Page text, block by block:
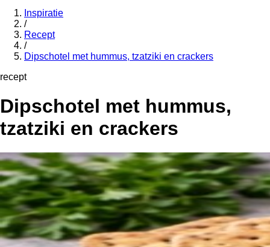
Inspiratie
/
Recept
/
Dipschotel met hummus, tzatziki en crackers
recept
Dipschotel met hummus,
tzatziki en crackers